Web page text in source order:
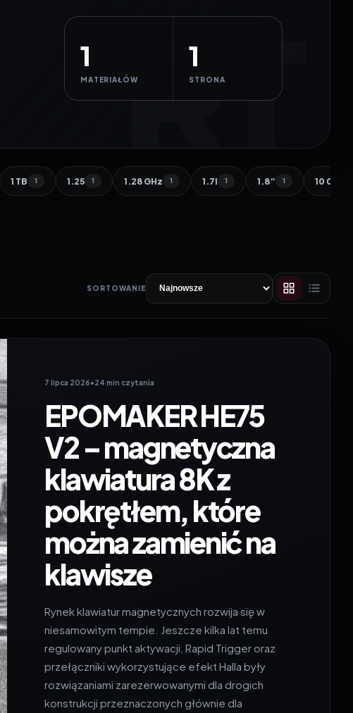
1
MATERIAŁÓW
1
STRONA
1 TB 1 1.25 1 1.28 GHz 1 1.7l 1 1.8” 1 10 000
SORTOWANIE
7 lipca 2026•24 min czytania
EPOMAKER HE75
V2 – magnetyczna
klawiatura 8K z
pokrętłem, które
można zamienić na
klawisze
Rynek klawiatur magnetycznych rozwija się w
niesamowitym tempie. Jeszcze kilka lat temu
regulowany punkt aktywacji, Rapid Trigger oraz
przełączniki wykorzystujące efekt Halla były
rozwiązaniami zarezerwowanymi dla drogich
konstrukcji przeznaczonych głównie dla